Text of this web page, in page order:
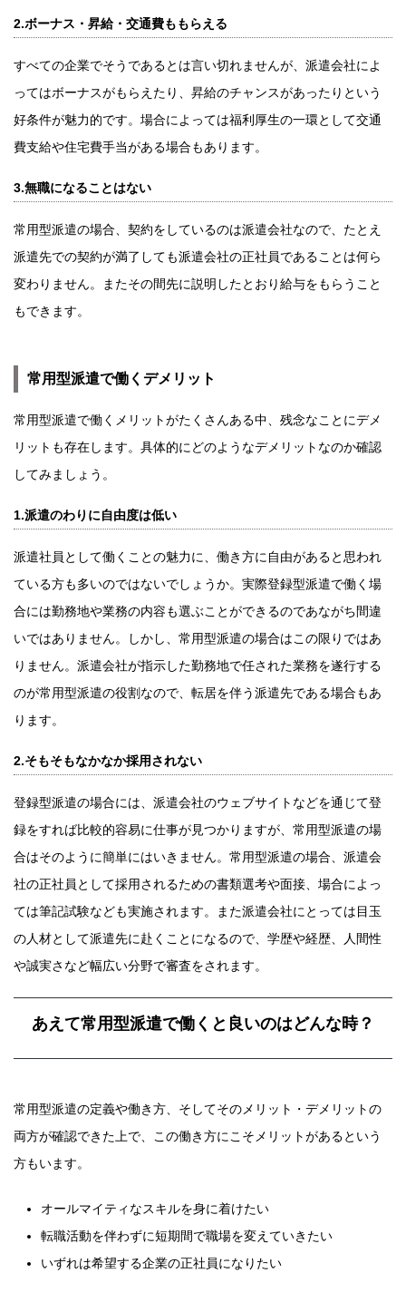
2.ボーナス・昇給・交通費ももらえる
すべての企業でそうであるとは言い切れませんが、派遣会社によ
ってはボーナスがもらえたり、昇給のチャンスがあったりという
好条件が魅力的です。場合によっては福利厚生の一環として交通
費支給や住宅費手当がある場合もあります。
3.無職になることはない
常用型派遣の場合、契約をしているのは派遣会社なので、たとえ
派遣先での契約が満了しても派遣会社の正社員であることは何ら
変わりません。またその間先に説明したとおり給与をもらうこと
もできます。
常用型派遣で働くデメリット
常用型派遣で働くメリットがたくさんある中、残念なことにデメ
リットも存在します。具体的にどのようなデメリットなのか確認
してみましょう。
1.派遣のわりに自由度は低い
派遣社員として働くことの魅力に、働き方に自由があると思われ
ている方も多いのではないでしょうか。実際登録型派遣で働く場
合には勤務地や業務の内容も選ぶことができるのであながち間違
いではありません。しかし、常用型派遣の場合はこの限りではあ
りません。派遣会社が指示した勤務地で任された業務を遂行する
のが常用型派遣の役割なので、転居を伴う派遣先である場合もあ
ります。
2.そもそもなかなか採用されない
登録型派遣の場合には、派遣会社のウェブサイトなどを通じて登
録をすれば比較的容易に仕事が見つかりますが、常用型派遣の場
合はそのように簡単にはいきません。常用型派遣の場合、派遣会
社の正社員として採用されるための書類選考や面接、場合によっ
ては筆記試験なども実施されます。また派遣会社にとっては目玉
の人材として派遣先に赴くことになるので、学歴や経歴、人間性
や誠実さなど幅広い分野で審査をされます。
あえて常用型派遣で働くと良いのはどんな時？
常用型派遣の定義や働き方、そしてそのメリット・デメリットの
両方が確認できた上で、この働き方にこそメリットがあるという
方もいます。
オールマイティなスキルを身に着けたい
転職活動を伴わずに短期間で職場を変えていきたい
いずれは希望する企業の正社員になりたい